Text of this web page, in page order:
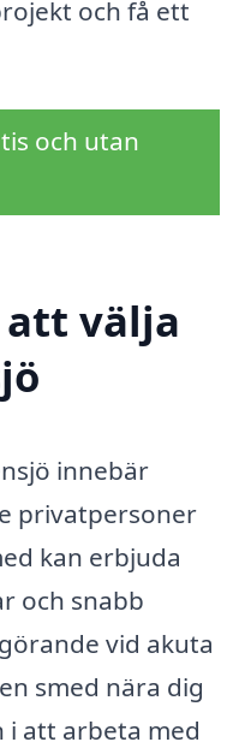
och få ett
och utan
att välja
innebär
privatpersoner
kan erbjuda
och snabb
vid akuta
smed nära dig
i att arbeta med